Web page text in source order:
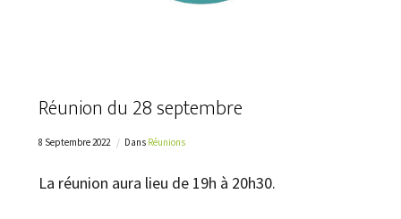
Réunion du 28 septembre
8 Septembre 2022 Dans Réunions
La réunion aura lieu de 19h à 20h30.